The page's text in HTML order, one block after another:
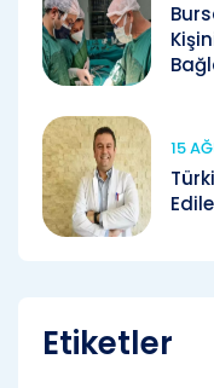
15
Etiketler